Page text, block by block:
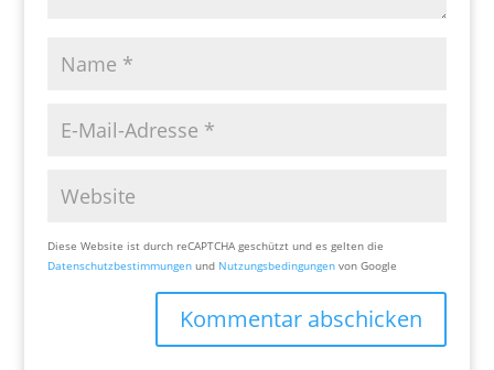
Diese Website ist durch reCAPTCHA geschützt und es gelten die
Datenschutzbestimmungenund Nutzungsbedingungenvon Google
Kommentar abschicken